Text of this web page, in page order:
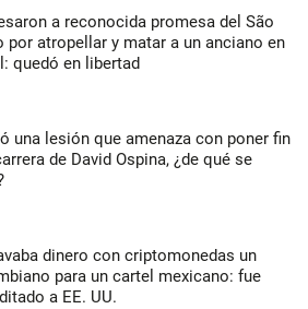
a reconocida promesa del São
por atropellar y matar a un anciano en
quedó en libertad
una lesión que amenaza con poner fin
de David Ospina, ¿de qué se
dinero con criptomonedas un
para un cartel mexicano: fue
a EE. UU.